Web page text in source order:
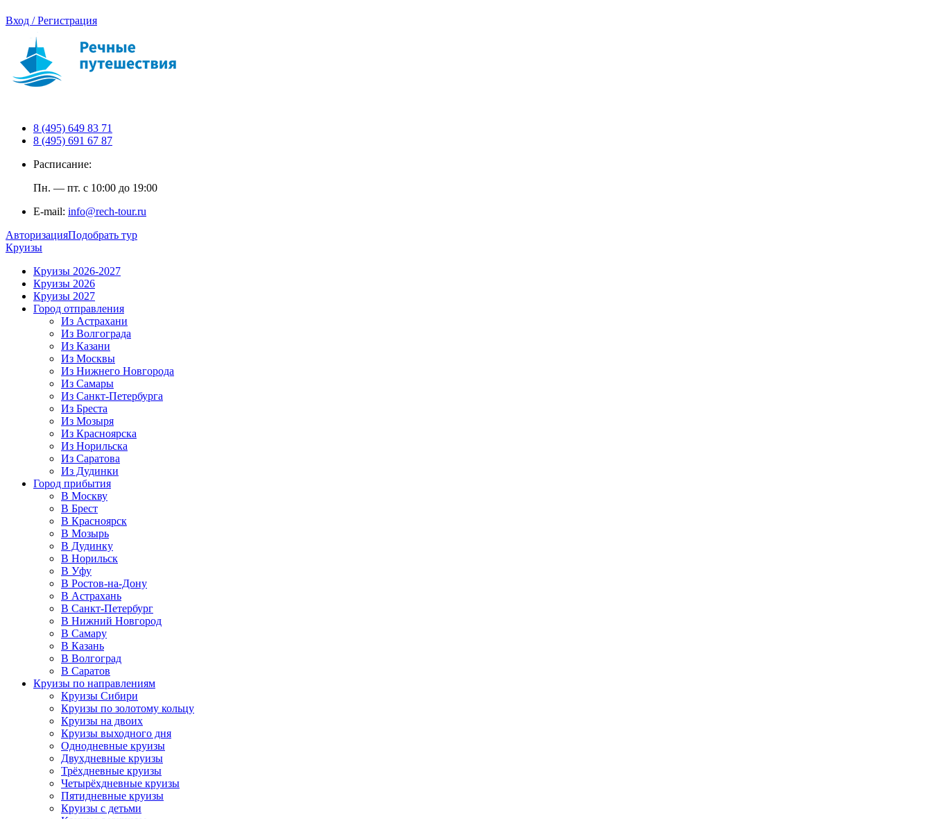
Вход / Регистрация
8 (495) 649 83 71
8 (495) 691 67 87
Расписание:
Пн. — пт. с 10:00 до 19:00
E-mail: info@rech-tour.ru
АвторизацияПодобрать тур
Круизы
Круизы 2026-2027
Круизы 2026
Круизы 2027
Город отправления
Из Астрахани
Из Волгограда
Из Казани
Из Москвы
Из Нижнего Новгорода
Из Самары
Из Санкт-Петербурга
Из Бреста
Из Мозыря
Из Красноярска
Из Норильска
Из Саратова
Из Дудинки
Город прибытия
В Москву
В Брест
В Красноярск
В Мозырь
В Дудинку
В Норильск
В Уфу
В Ростов-на-Дону
В Астрахань
В Санкт-Петербург
В Нижний Новгород
В Самару
В Казань
В Волгоград
В Саратов
Круизы по направлениям
Круизы Сибири
Круизы по золотому кольцу
Круизы на двоих
Круизы выходного дня
Однодневные круизы
Двухдневные круизы
Трёхдневные круизы
Четырёхдневные круизы
Пятидневные круизы
Круизы с детьми